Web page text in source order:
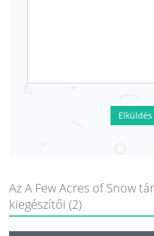
Elküldés
Az A Few Acres of Snow
kiegészítői (2)